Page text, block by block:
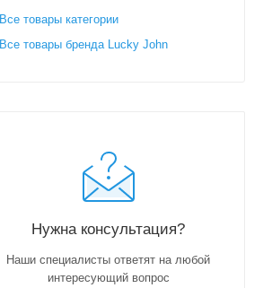
Все товары категории
Все товары бренда Lucky John
Нужна консультация?
Наши специалисты ответят на любой
интересующий вопрос